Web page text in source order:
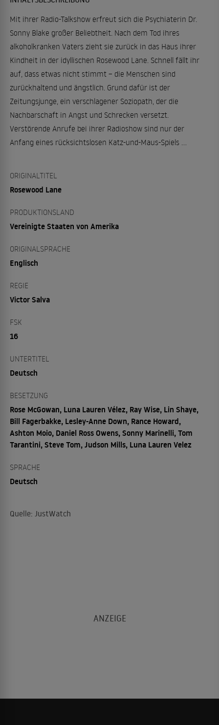
Mit ihrer Radio-Talkshow erfreut sich die Psychiaterin Dr.
Sonny Blake großer Beliebtheit. Nach dem Tod ihres
alkoholkranken Vaters zieht sie zurück in das Haus ihrer
Kindheit in der idyllischen Rosewood Lane. Schnell fällt ihr
auf, dass etwas nicht stimmt – die Menschen sind
zurückhaltend und ängstlich. Grund dafür ist der
Zeitungsjunge, ein verschlagener Soziopath, der die
Nachbarschaft in Angst und Schrecken versetzt.
Verstörende Anrufe bei ihrer Radioshow sind nur der
Anfang eines rücksichtslosen Katz-und-Maus-Spiels …
ORIGINALTITEL
Rosewood Lane
PRODUKTIONSLAND
Vereinigte Staaten von Amerika
ORIGINALSPRACHE
Englisch
REGIE
Victor Salva
FSK
16
UNTERTITEL
Deutsch
BESETZUNG
Rose McGowan, Luna Lauren Vélez, Ray Wise, Lin Shaye,
Bill Fagerbakke, Lesley-Anne Down, Rance Howard,
Ashton Moio, Daniel Ross Owens, Sonny Marinelli, Tom
Tarantini, Steve Tom, Judson Mills, Luna Lauren Velez
SPRACHE
Deutsch
Quelle: JustWatch